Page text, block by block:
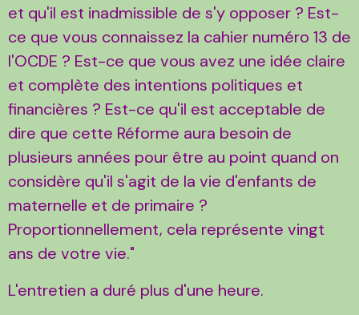
et qu'il est inadmissible de s'y opposer ? Est-
ce que vous connaissez la cahier numéro 13 de
l'OCDE ? Est-ce que vous avez une idée claire
et complète des intentions politiques et
financières ? Est-ce qu'il est acceptable de
dire que cette Réforme aura besoin de
plusieurs années pour être au point quand on
considère qu'il s'agit de la vie d'enfants de
maternelle et de primaire ?
Proportionnellement, cela représente vingt
ans de votre vie."
L'entretien a duré plus d'une heure.